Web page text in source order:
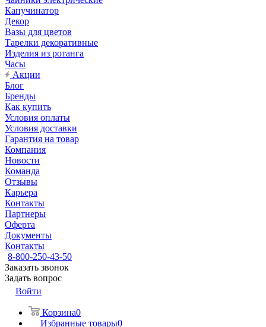
Капучинатор
Декор
Вазы для цветов
Тарелки декоративные
Изделия из ротанга
Часы
Акции
Блог
Бренды
Как купить
Условия оплаты
Условия доставки
Гарантия на товар
Компания
Новости
Команда
Отзывы
Карьера
Контакты
Партнеры
Оферта
Документы
Контакты
8-800-250-43-50
Заказать звонок
Задать вопрос
Войти
Корзина0
Избранные товары0